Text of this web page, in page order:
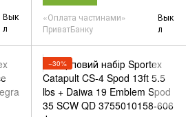
Вык
л
«Оплата частинами»
ПриватБанку
Вык
л
−30%